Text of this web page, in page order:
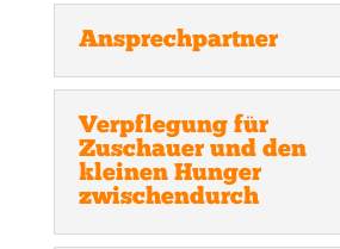
Ansprechpartner
Verpflegung für
Zuschauer und den
kleinen Hunger
zwischendurch